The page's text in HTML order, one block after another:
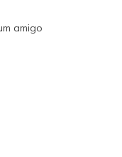
amigo